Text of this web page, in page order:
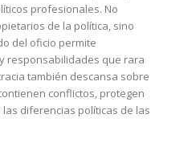
profesionales. No
de la política, sino
del oficio permite
responsabilidades que rara
también descansa sobre
conflictos, protegen
diferencias políticas de las